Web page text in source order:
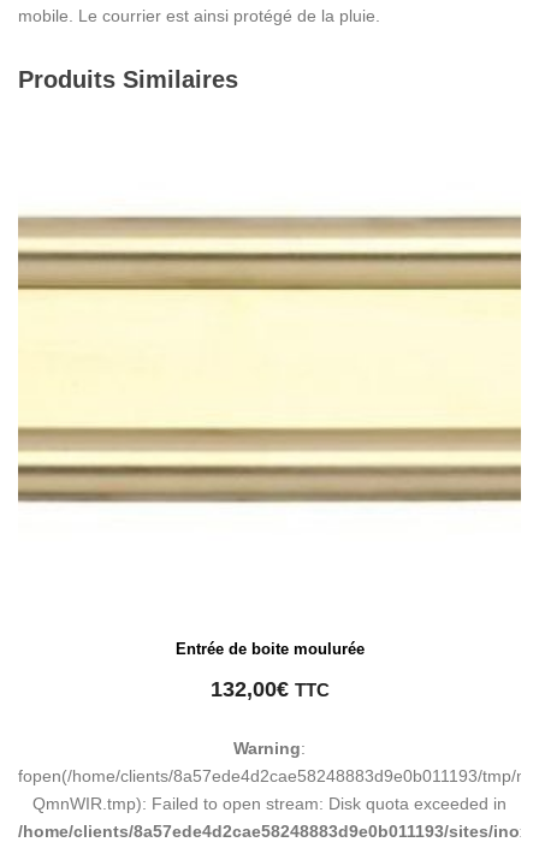
mobile. Le courrier est ainsi protégé de la pluie.
Produits Similaires
Entrée de boite moulurée
132,00€ TTC
Warning:
fopen(/home/clients/8a57ede4d2cae58248883d9e0b011193/tmp/
QmnWIR.tmp): Failed to open stream: Disk quota exceeded in
/home/clients/8a57ede4d2cae58248883d9e0b011193/sites/inox-